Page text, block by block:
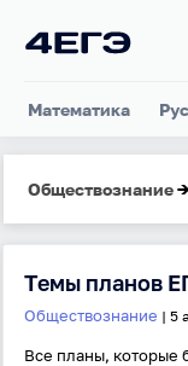
Математика
Обществознание→
Темы планов
Обществознание | 5
Все планы, которые